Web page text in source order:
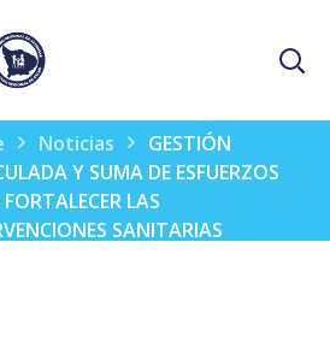
Noticias
GESTIÓN
Y SUMA DE ESFUERZOS
LAS
SANITARIAS